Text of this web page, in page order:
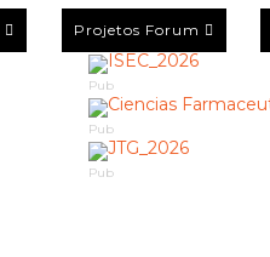
Projetos Forum
Pub
Pub
Pub